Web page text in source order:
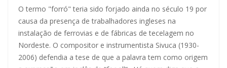
O termo "forró" teria sido forjado ainda no século 19 por
causa da presença de trabalhadores ingleses na
instalação de ferrovias e de fábricas de tecelagem no
Nordeste. O compositor e instrumentista Sivuca (1930-
2006) defendia a tese de que a palavra tem como origem